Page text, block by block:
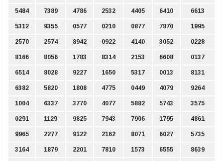
5484 7389 4786 2532 4405 6410 6613
5312 9355 0577 0210 0877 7870 1995
2570 2574 8942 0922 4140 3052 0228
8166 8056 1783 8314 2153 6608 0137
6514 8028 9227 1650 5317 0013 8131
6382 5820 1808 4775 0449 4079 9264
1004 6337 3770 4077 5882 5743 3575
0291 1129 9825 7943 7906 1795 4861
9965 2277 9122 2162 8071 6027 5735
3164 1879 2201 7810 1573 6555 8639